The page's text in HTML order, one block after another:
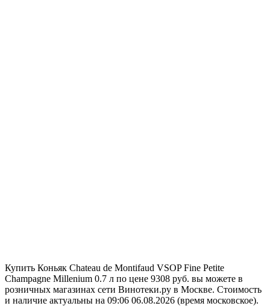
Купить Коньяк Chateau de Montifaud VSOP Fine Petite
Champagne Millenium 0.7 л по цене 9308 руб. вы можете в
розничных магазинах сети Винотеки.ру в Москве. Стоимость
и наличие актуальны на 09:06 06.08.2026 (время московское).